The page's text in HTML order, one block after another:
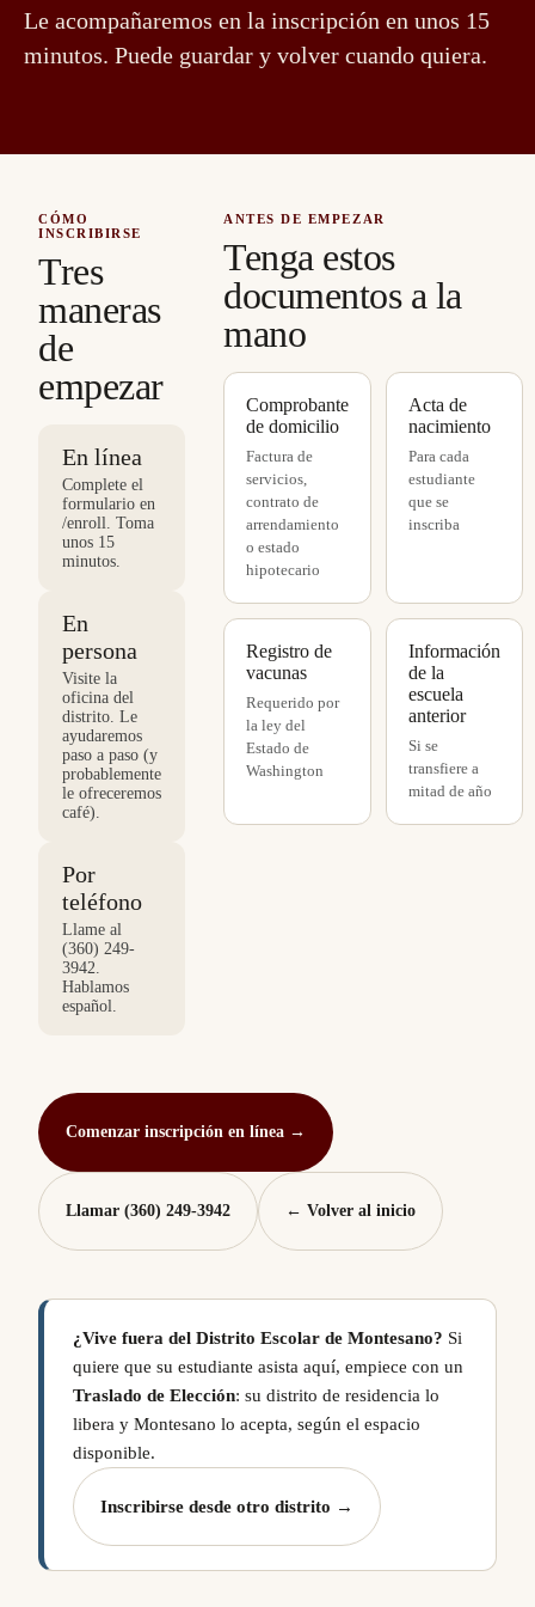
Le acompañaremos en la inscripción en unos 15
minutos. Puede guardar y volver cuando quiera.
CÓMO
INSCRIBIRSE
Tres
maneras
de
empezar
En línea
Complete el
formulario en
/enroll. Toma
unos 15
minutos.
En
persona
Visite la
oficina del
distrito. Le
ayudaremos
paso a paso (y
probablemente
le ofreceremos
café).
Por
teléfono
Llame al
(360) 249-
3942.
Hablamos
español.
ANTES DE EMPEZAR
Tenga estos
documentos a la
mano
Comprobante
de domicilio
Factura de
servicios,
contrato de
arrendamiento
o estado
hipotecario
Acta de
nacimiento
Para cada
estudiante
que se
inscriba
Registro de
vacunas
Requerido por
la ley del
Estado de
Washington
Información
de la
escuela
anterior
Si se
transfiere a
mitad de año
Comenzar inscripción en línea →
Llamar (360) 249-3942 ← Volver al inicio
¿Vive fuera del Distrito Escolar de Montesano? Si
quiere que su estudiante asista aquí, empiece con un
Traslado de Elección: su distrito de residencia lo
libera y Montesano lo acepta, según el espacio
disponible.
Inscribirse desde otro distrito →